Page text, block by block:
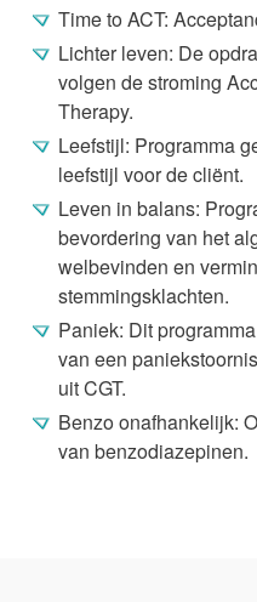
Time to ACT:
Lichter leven: De
volgen de stroming
Therapy.
Leefstijl: Programma
leefstijl voor de cliënt.
Leven in balans:
bevordering van het
welbevinden en
stemmingsklachten.
Paniek: Dit
van een
uit CGT.
Benzo onafhankelijk:
van benzodiazepinen.